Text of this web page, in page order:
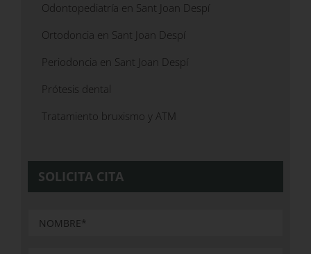
Odontopediatría en Sant Joan Despí
Ortodoncia en Sant Joan Despí
Periodoncia en Sant Joan Despí
Prótesis dental
Tratamiento bruxismo y ATM
SOLICITA CITA